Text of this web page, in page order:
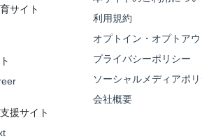
サイト
援サイト
利用規約
オプトイン・オプトアウ
プライバシーポリシー
ソーシャルメディアポ
会社概要